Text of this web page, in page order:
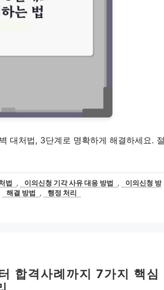
대처법, 3단계로 명확하게 해결하세요. 절
법 , 이의신청 기각 사유 대응 방법 ,
이의신청 방
해결 방법 , 행정 처리
합격사례까지 7가지 핵심